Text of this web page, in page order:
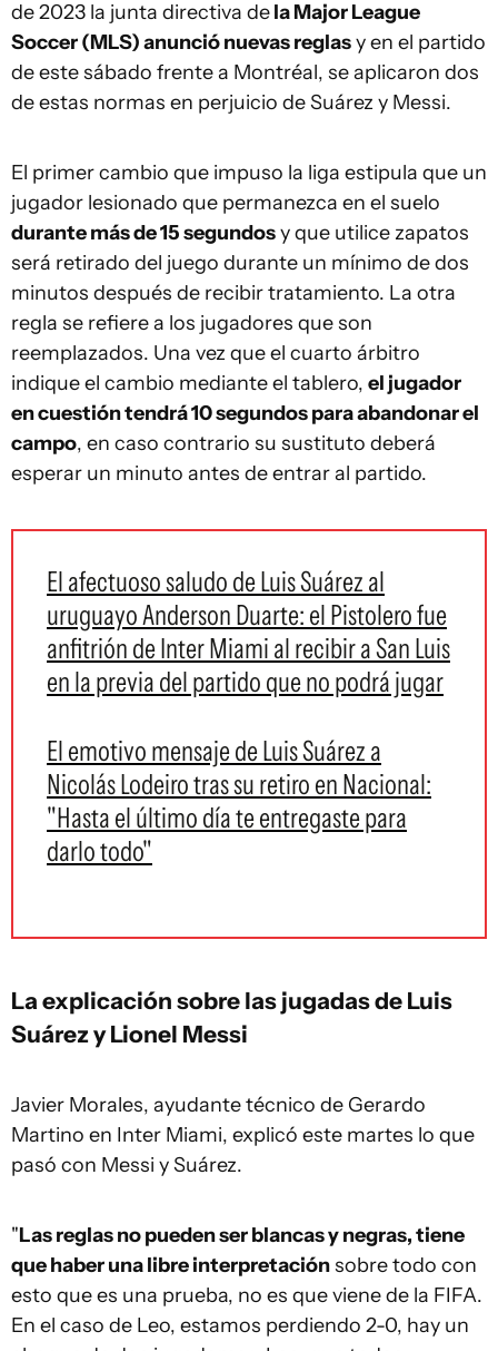
de 2023 la junta directiva dela Major League
Soccer (MLS) anunció nuevas reglasy en el partido
de este sábado frente a Montréal, se aplicaron dos
de estas normas en perjuicio de Suárez y Messi.
El primer cambio que impuso la liga estipula que un
jugador lesionado que permanezca en el suelo
durante más de 15 segundosy que utilice zapatos
será retirado del juego durante un mínimo de dos
minutos después de recibir tratamiento. La otra
regla se refiere a los jugadores que son
reemplazados. Una vez que el cuarto árbitro
indique el cambio mediante el tablero, el jugador
en cuestión tendrá 10 segundos para abandonar el
campo, en caso contrario su sustituto deberá
esperar un minuto antes de entrar al partido.
El afectuoso saludo de Luis Suárez al
uruguayo Anderson Duarte: el Pistolero fue
anfitrión de Inter Miami al recibir a San Luis
en la previa del partido que no podrá jugar
El emotivo mensaje de Luis Suárez a
Nicolás Lodeiro tras su retiro en Nacional:
"Hasta el último día te entregaste para
darlo todo"
La explicación sobre las jugadas de Luis
Suárez y Lionel Messi
Javier Morales, ayudante técnico de Gerardo
Martino en Inter Miami, explicó este martes lo que
pasó con Messi y Suárez.
"Las reglas no pueden ser blancas y negras, tiene
que haber una libre interpretaciónsobre todo con
esto que es una prueba, no es que viene de la FIFA.
En el caso de Leo, estamos perdiendo 2-0, hay un